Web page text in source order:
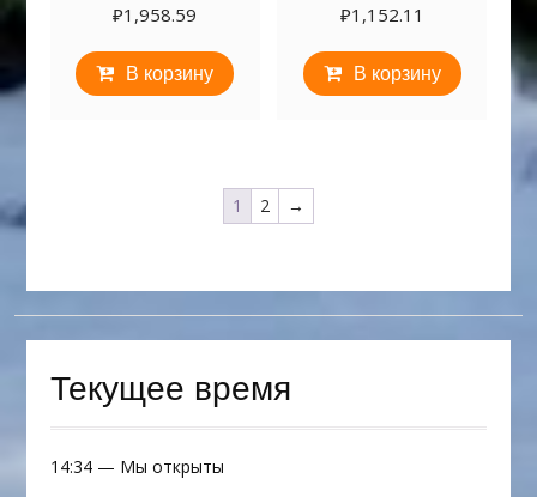
₽1,958.59
В корзину
₽1,152.11
В корзину
1 2 →
Текущее время
14:34— Мы открыты